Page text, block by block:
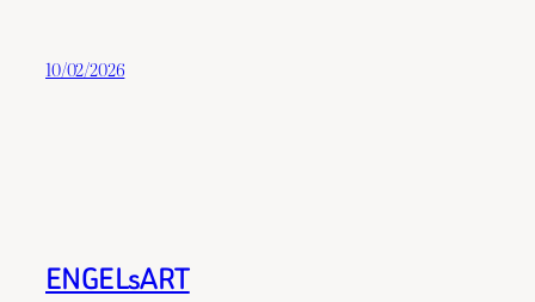
10/02/2026
ENGELsART